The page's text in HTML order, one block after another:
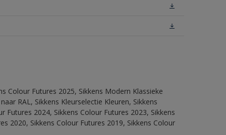
Colour Futures 2025, Sikkens Modern Klassieke
RAL, Sikkens Kleurselectie Kleuren, Sikkens
Futures 2024, Sikkens Colour Futures 2023, Sikkens
2020, Sikkens Colour Futures 2019, Sikkens Colour